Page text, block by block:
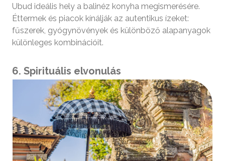
Ubud ideális hely a balinéz konyha megismerésére.
Éttermek és piacok kínálják az autentikus ízeket:
fűszerek, gyógynövények és különböző alapanyagok
különleges kombinációit.
6. Spirituális elvonulás